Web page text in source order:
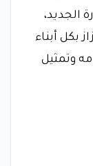
الجديد،
بكل أبناء
وتمثيل